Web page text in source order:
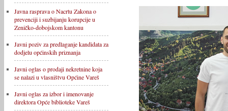
Javna rasprava o Nacrtu Zakona o
prevenciji i suzbijanju korupcije u
Zeničko-dobojskom kantonu
Javni poziv za predlaganje kandidata za
dodjelu općinskih priznanja
Javni oglas o prodaji nekretnine koja
se nalazi u vlasništvu Općine Vareš
Javni oglas za izbor i imenovanje
direktora Opće biblioteke Vareš